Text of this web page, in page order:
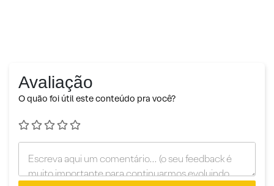
Avaliação
O quão foi útil este conteúdo pra você?